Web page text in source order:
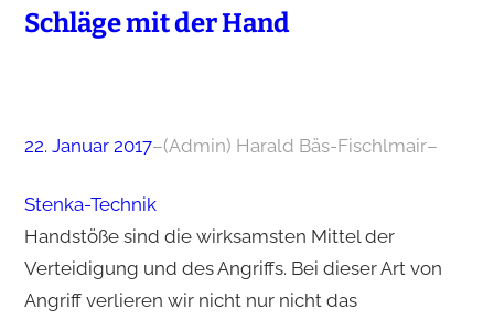
Schläge mit der Hand
22. Januar 2017–(Admin) Harald Bäs-Fischlmair–
Stenka-Technik
Handstöße sind die wirksamsten Mittel der
Verteidigung und des Angriffs. Bei dieser Art von
Angriff verlieren wir nicht nur nicht das